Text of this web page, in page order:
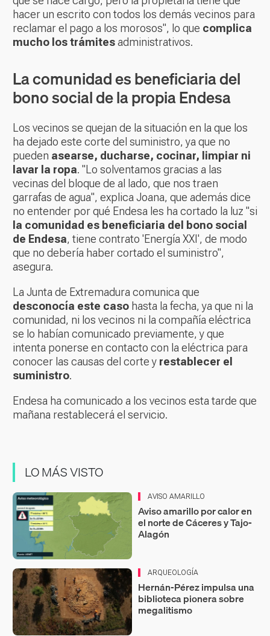
hacer un escrito con todos los demás vecinos para
reclamar el pago a los morosos", lo que complica
mucho los trámitesadministrativos.
La comunidad es beneficiaria del
bono social de la propia Endesa
Los vecinos se quejan de la situación en la que los
ha dejado este corte del suministro, ya que no
pueden asearse, ducharse, cocinar, limpiar ni
lavar la ropa. "Lo solventamos gracias a las
vecinas del bloque de al lado, que nos traen
garrafas de agua", explica Joana, que además dice
no entender por qué Endesa les ha cortado la luz "si
la comunidad es beneficiaria del bono social
de Endesa, tiene contrato 'Energía XXI', de modo
que no debería haber cortado el suministro",
asegura.
La Junta de Extremadura comunica que
desconocía este caso hasta la fecha, ya que ni la
comunidad, ni los vecinos ni la compañía eléctrica
se lo habían comunicado previamente, y que
intenta ponerse en contacto con la eléctrica para
conocer las causas del corte y restablecer el
suministro.
Endesa ha comunicado a los vecinos esta tarde que
mañana restablecerá el servicio.
LO MÁS VISTO
AVISO AMARILLO
Aviso amarillo por calor en
el norte de Cáceres y Tajo-
Alagón
ARQUEOLOGÍA
Hernán-Pérez impulsa una
biblioteca pionera sobre
megalitismo